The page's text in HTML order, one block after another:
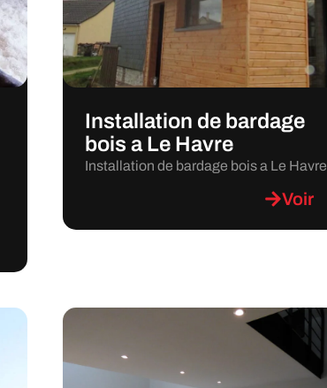
Installation de bardage
bois a Le Havre
Installation de bardage bois a Le Havre
Voir